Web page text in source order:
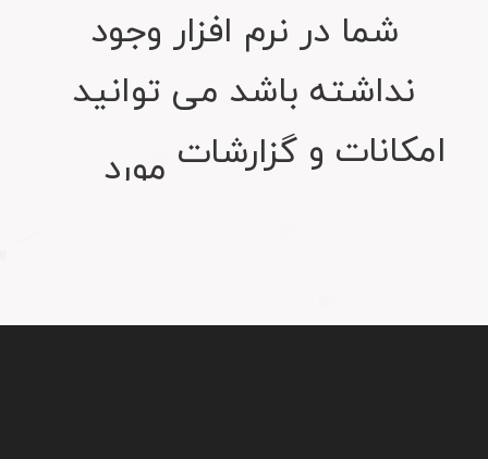
شما در نرم افزار وجود
نداشته باشد می توانید
امکانات و گزارشات مورد